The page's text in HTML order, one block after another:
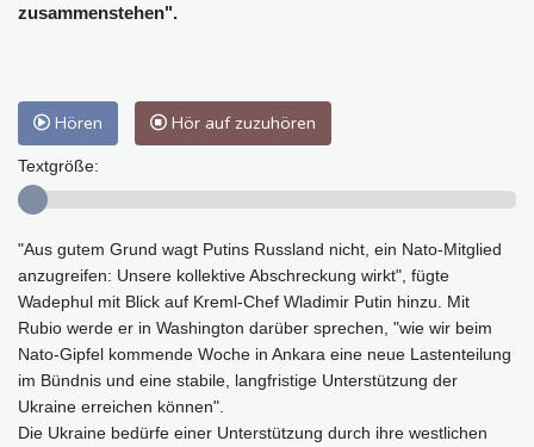
zusammenstehen".
Hören Hör auf zuzuhören
Textgröße:
"Aus gutem Grund wagt Putins Russland nicht, ein Nato-Mitglied
anzugreifen: Unsere kollektive Abschreckung wirkt", fügte
Wadephul mit Blick auf Kreml-Chef Wladimir Putin hinzu. Mit
Rubio werde er in Washington darüber sprechen, "wie wir beim
Nato-Gipfel kommende Woche in Ankara eine neue Lastenteilung
im Bündnis und eine stabile, langfristige Unterstützung der
Ukraine erreichen können".
Die Ukraine bedürfe einer Unterstützung durch ihre westlichen